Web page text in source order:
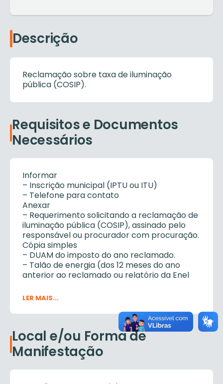
Descrição
Reclamação sobre taxa de iluminação
pública (COSIP).
Requisitos e Documentos
Necessários
Informar
– Inscrição municipal (IPTU ou ITU)
– Telefone para contato
Anexar
– Requerimento solicitando a reclamação de
iluminação pública (COSIP), assinado pelo
responsável ou procurador com procuração.
Cópia simples
– DUAM do imposto do ano reclamado.
– Talão de energia (dos 12 meses do ano
anterior ao reclamado ou relatório da Enel
tenha o valor pago como COSIP (CIP) em
– RG e CPF/ CNPJ do proprietário.
– Certidão de matrícula do imóvel ou
documento que comprove a propriedade
(com
firma reconhecida).
LER MAIS...
Local e/ou Forma de
Manifestação